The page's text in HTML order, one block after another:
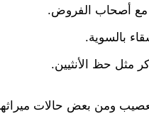
مع أصحاب الفروض.
بالسوية.
مثل حظ الأنثيين.
ومن بعض حالات